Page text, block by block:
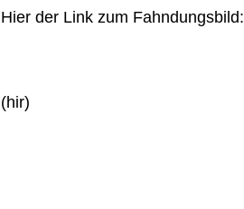
Hier der Link zum Fahndungsbild:
(hir)